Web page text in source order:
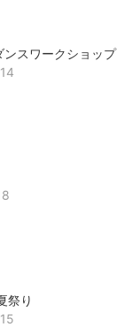
ンスワークショップ
祭り